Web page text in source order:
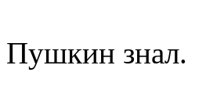
Пушкин знал.